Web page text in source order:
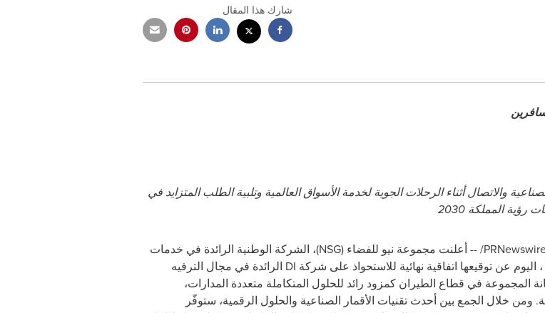
شارك هذا المقال
والاتصال أثناء الرحلات الجوية لخدمة الأسواق العالمية وتلبية الطلب المتزايد في
المملكة 2030
أعلنت مجموعة نيو للفضاء (NSG)، الشركة الوطنية الرائدة في خدمات
، اليوم عن توقيعها اتفاقية نهائية للاستحواذ على شركة DI الرائدة في مجال الترفيه
المجموعة في قطاع الطيران كمزود رائد للحلول المتكاملة متعددة المدارات،
ومن خلال الجمع بين أحدث تقنيات الأقمار الصناعية والحلول الرقمية، ستوفّر